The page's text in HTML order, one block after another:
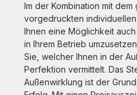
Im der Kombination mit
vorgedruckten
Ihnen eine Möglichkeit
in Ihrem Betrieb
Sie, welcher Ihnen in der
Perfektion vermittelt. Das
Außenwirklung ist der